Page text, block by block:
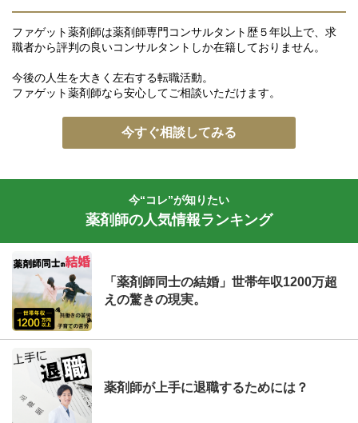
ファゲット薬剤師は薬剤師専門コンサルタント歴５年以上で、求
職者から評判の良いコンサルタントしか在籍しておりません。
今後の人生を大きく左右する転職活動。
ファゲット薬剤師なら安心してご相談いただけます。
今すぐ相談してみる
今“コレ”が知りたい
薬剤師の人気情報ランキング
「薬剤師同士の結婚」世帯年収1200万超
えの驚きの現実。
薬剤師が上手に退職するためには？